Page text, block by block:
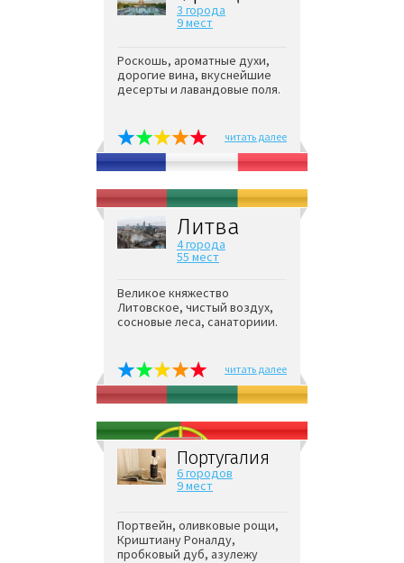
3 города
9 мест
Роскошь, ароматные духи,
дорогие вина, вкуснейшие
десерты и лавандовые поля.
читать далее
Литва
4 города
55 мест
Великое княжество
Литовское, чистый воздух,
сосновые леса, санаториии.
читать далее
Португалия
6 городов
9 мест
Портвейн, оливковые рощи,
Криштиану Роналду,
пробковый дуб, азулежу